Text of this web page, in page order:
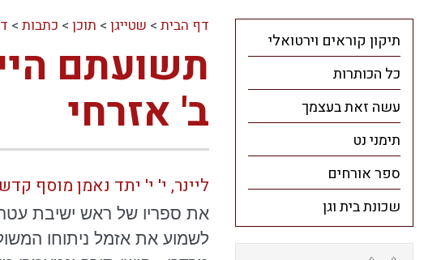
דף הבית> שטייגן> תוכן> כתבות>
תשועתם
ב' אזרחי
ליינר, י' י' יתד נאמן מוסף קדש גליון 30 תרומה אדר
את ספריו של ראש ישיבת
לשמוע את אזמל ניתוחו
תיקון קוראים וירטואלי
כל הכותרות
עשה זאת בעצמך
תימני נט
ספר אורחים
שכונת בית וגן